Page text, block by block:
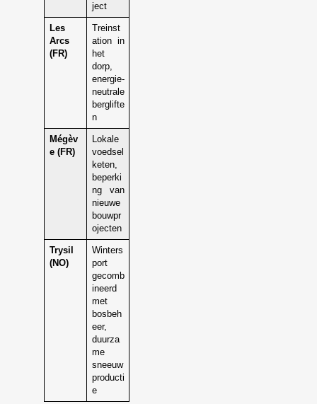
ject
Les
Arcs
(FR)
Treinst
ation in
het
dorp,
energie-
neutrale
berglifte
n
Mégèv
e (FR)
Lokale
voedsel
keten,
beperki
ng van
nieuwe
bouwpr
ojecten
Trysil
(NO)
Winters
port
gecomb
ineerd
met
bosbeh
eer,
duurza
me
sneeuw
producti
e